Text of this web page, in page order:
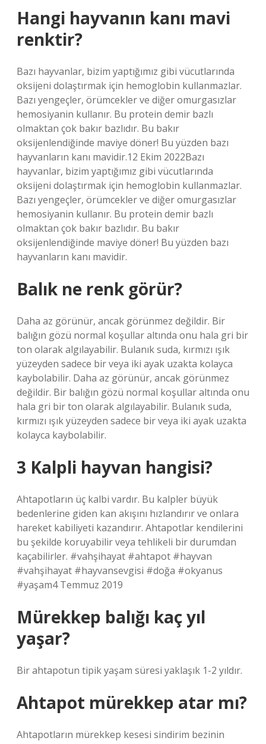
Hangi hayvanın kanı mavi
renktir?
Bazı hayvanlar, bizim yaptığımız gibi vücutlarında
oksijeni dolaştırmak için hemoglobin kullanmazlar.
Bazı yengeçler, örümcekler ve diğer omurgasızlar
hemosiyanin kullanır. Bu protein demir bazlı
olmaktan çok bakır bazlıdır. Bu bakır
oksijenlendiğinde maviye döner! Bu yüzden bazı
hayvanların kanı mavidir.12 Ekim 2022Bazı
hayvanlar, bizim yaptığımız gibi vücutlarında
oksijeni dolaştırmak için hemoglobin kullanmazlar.
Bazı yengeçler, örümcekler ve diğer omurgasızlar
hemosiyanin kullanır. Bu protein demir bazlı
olmaktan çok bakır bazlıdır. Bu bakır
oksijenlendiğinde maviye döner! Bu yüzden bazı
hayvanların kanı mavidir.
Balık ne renk görür?
Daha az görünür, ancak görünmez değildir. Bir
balığın gözü normal koşullar altında onu hala gri bir
ton olarak algılayabilir. Bulanık suda, kırmızı ışık
yüzeyden sadece bir veya iki ayak uzakta kolayca
kaybolabilir. Daha az görünür, ancak görünmez
değildir. Bir balığın gözü normal koşullar altında onu
hala gri bir ton olarak algılayabilir. Bulanık suda,
kırmızı ışık yüzeyden sadece bir veya iki ayak uzakta
kolayca kaybolabilir.
3 Kalpli hayvan hangisi?
Ahtapotların üç kalbi vardır. Bu kalpler büyük
bedenlerine giden kan akışını hızlandırır ve onlara
hareket kabiliyeti kazandırır. Ahtapotlar kendilerini
bu şekilde koruyabilir veya tehlikeli bir durumdan
kaçabilirler. #vahşihayat #ahtapot #hayvan
#vahşihayat #hayvansevgisi #doğa #okyanus
#yaşam4 Temmuz 2019
Mürekkep balığı kaç yıl
yaşar?
Bir ahtapotun tipik yaşam süresi yaklaşık 1-2 yıldır.
Ahtapot mürekkep atar mı?
Ahtapotların mürekkep kesesi sindirim bezinin